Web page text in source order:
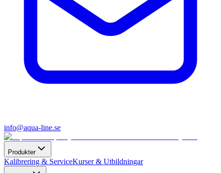
info@aqua-line.se
Produkter
Kalibrering & ServiceKurser & Utbildningar